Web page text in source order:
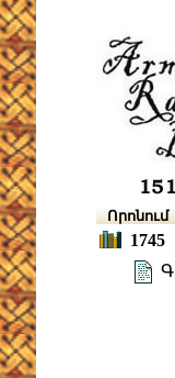
Որոնում
1745